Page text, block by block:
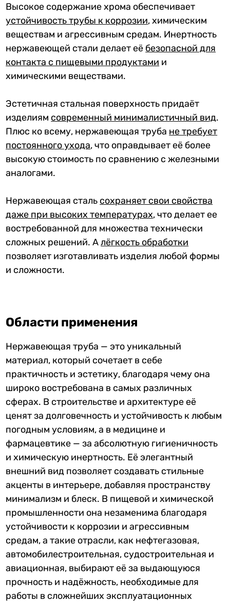
Высокое содержание хрома обеспечивает
устойчивость трубы к коррозии, химическим
веществам и агрессивным средам. Инертность
нержавеющей стали делает её безопасной для
контакта с пищевыми продуктами и
химическими веществами.
Эстетичная стальная поверхность придаёт
изделиям современный минималистичный вид.
Плюс ко всему, нержавеющая труба не требует
постоянного ухода, что оправдывает её более
высокую стоимость по сравнению с железными
аналогами.
Нержавеющая сталь сохраняет свои свойства
даже при высоких температурах, что делает ее
востребованной для множества технически
сложных решений. Алёгкость обработки
позволяет изготавливать изделия любой формы
и сложности.
Области применения
Нержавеющая труба — это уникальный
материал, который сочетает в себе
практичность и эстетику, благодаря чему она
широко востребована в самых различных
сферах. В строительстве и архитектуре её
ценят за долговечность и устойчивость к любым
погодным условиям, а в медицине и
фармацевтике — за абсолютную гигиеничность
и химическую инертность. Её элегантный
внешний вид позволяет создавать стильные
акценты в интерьере, добавляя пространству
минимализм и блеск. В пищевой и химической
промышленности она незаменима благодаря
устойчивости к коррозии и агрессивным
средам, а такие отрасли, как нефтегазовая,
автомобилестроительная, судостроительная и
авиационная, выбирают её за выдающуюся
прочность и надёжность, необходимые для
работы в сложнейших эксплуатационных